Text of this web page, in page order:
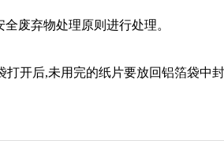
废弃物处理原则进行处理。
开后,未用完的纸片要放回铝箔袋中